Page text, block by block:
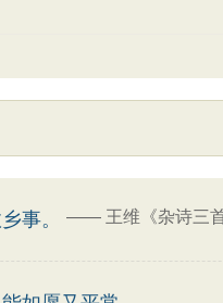
事。 —— 王维《杂诗三首